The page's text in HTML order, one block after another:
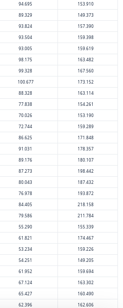
94.695
153.910
89.329
149.373
93.824
157.390
93.504
159.398
93.005
159.619
98.175
163.482
99.328
167.560
100.677
173.152
88.328
163.114
77.838
154.261
70.026
153.190
72.744
159.289
86.625
171.848
91.031
178.357
89.176
180.107
87.273
198.442
80.043
187.432
76.978
193.872
84.405
218.158
79.586
211.784
55.290
155.339
61.821
174.467
53.234
159.226
54.251
149.205
61.952
159.694
67.124
163.302
65.427
160.490
62.396 162.606